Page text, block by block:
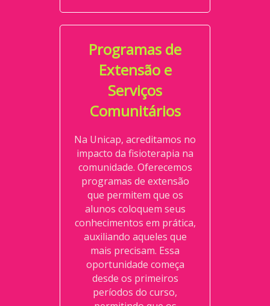
Programas de
Extensão e
Serviços
Comunitários
Na Unicap, acreditamos no
impacto da fisioterapia na
comunidade. Oferecemos
programas de extensão
que permitem que os
alunos coloquem seus
conhecimentos em prática,
auxiliando aqueles que
mais precisam. Essa
oportunidade começa
desde os primeiros
períodos do curso,